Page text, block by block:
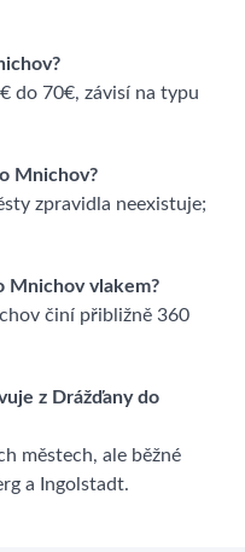
do 70€, závisí na typu
Mnichov?
zpravidla neexistuje;
Mnichov vlakem?
činí přibližně 360
z Drážďany do
městech, ale běžné
a Ingolstadt.